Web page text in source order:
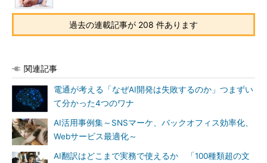
過去の連載記事が 208 件あります
関連記事
電通が考える「なぜAI開発は失敗するのか」つまずい
て分かった4つのワナ
AI活用事例集～SNSマーケ、バックオフィス効率化、
Webサービス最適化～
AI翻訳はどこまで実務で使えるか 「100種類超の文